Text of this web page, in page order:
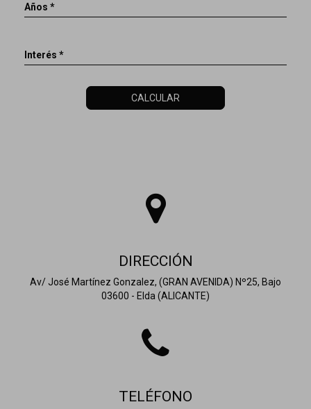
Años *
Interés *
CALCULAR
DIRECCIÓN
Av/ José Martínez Gonzalez, (GRAN AVENIDA) Nº25, Bajo
03600 - Elda (ALICANTE)
TELÉFONO